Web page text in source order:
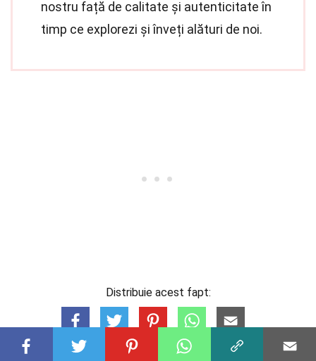
nostru față de calitate și autenticitate în
timp ce explorezi și înveți alături de noi.
Distribuie acest fapt: